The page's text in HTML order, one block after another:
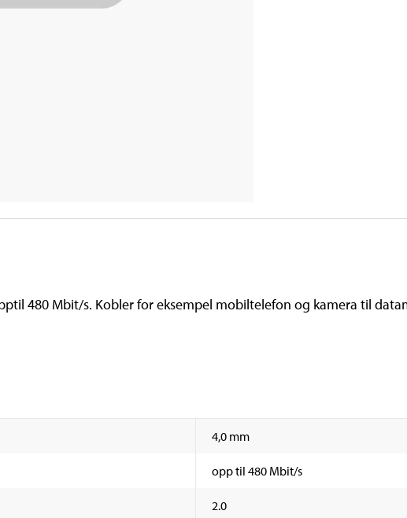
480 Mbit/s. Kobler for eksempel mobiltelefon og kamera til
4,0 mm
opp til 480 Mbit/s
2.0